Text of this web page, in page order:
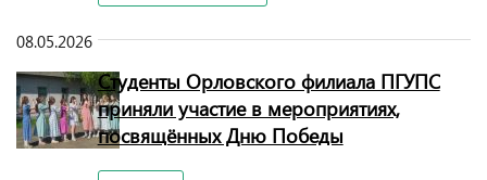
08.05.2026
Студенты Орловского филиала ПГУПС
приняли участие в мероприятиях,
посвящённых Дню Победы